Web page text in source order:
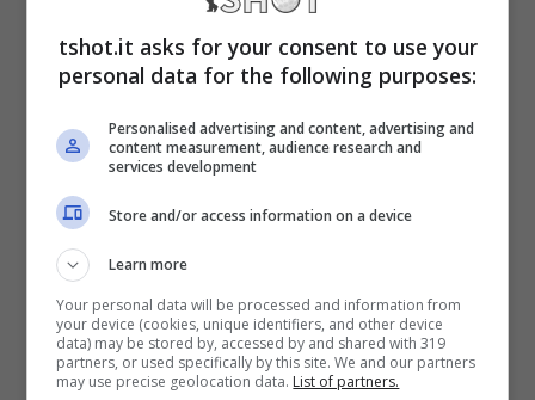
hanno ricevuto offerte importanti. Adesso un
giocatore è pronto a dire addio al calcio in
Calciomercato Roma: ha
scelto l’Arabia Saudita
Non c’era più tempo per aspettare e il
giocatore ha scelto l’Arabia Sauditaper
tshot.it asks for your consent to use your
personal data for the following purposes:
Personalised advertising and content, advertising and
content measurement, audience research and
services development
Store and/or access information on a device
Learn more
Your personal data will be processed and information from
your device (cookies, unique identifiers, and other device
data) may be stored by, accessed by and shared with 319
partners, or used specifically by this site. We and our partners
may use precise geolocation data. List of partners.